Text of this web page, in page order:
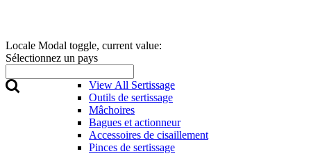
Locale Modal toggle, current value:
Sélectionnez un pays
View All Sertissage
Outils de sertissage
Mâchoires
Bagues et actionneur
Accessoires de cisaillement
Pinces de sertissage